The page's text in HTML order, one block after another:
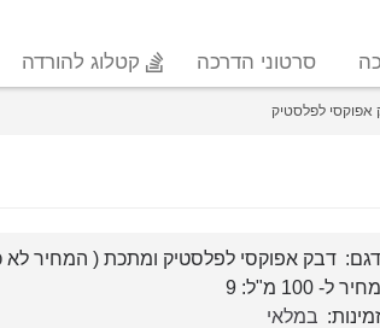
סרטוני הדרכה קטלוג להורדה
אפוקסי לפלסטיק
דגם: דבק אפוקסי לפלסטיק ומתכת ( המחיר לא
מחיר ל- 100 מ"ל: 9
זמינות: במלאי